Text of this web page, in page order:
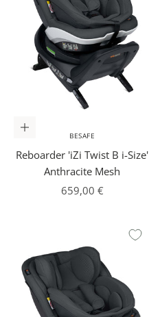
In den Warenkorb
BESAFE
Reboarder 'iZi Twist B i-Size'
Anthracite Mesh
Angebot
659,00 €